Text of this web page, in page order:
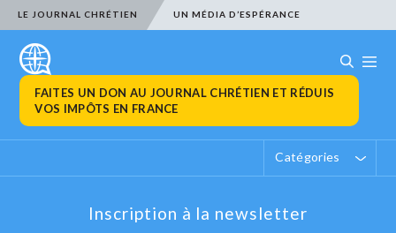
LE JOURNAL CHRÉTIEN UN MÉDIA D’ESPÉRANCE
FAITES UN DON AU JOURNAL CHRÉTIEN ET RÉDUIS
VOS IMPÔTS EN FRANCE
Catégories
Inscription à la newsletter